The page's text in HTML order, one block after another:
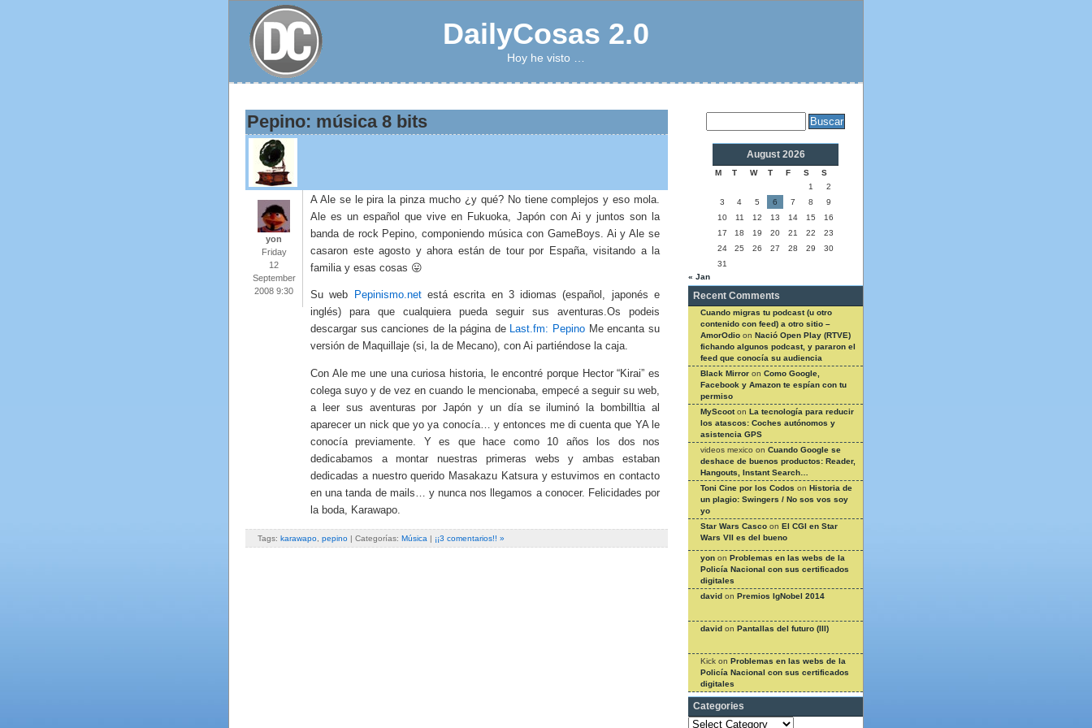
DailyCosas 2.0
Hoy he visto …
Pepino: música 8 bits
yon
Friday
12
September
2008 9:30
A Ale se le pira la pinza mucho ¿y qué? No tiene complejos y eso mola.
Ale es un español que vive en Fukuoka, Japón con Ai y juntos son la
banda de rock Pepino, componiendo música con GameBoys. Ai y Ale se
casaron este agosto y ahora están de tour por España, visitando a la
familia y esas cosas 😛
Su web Pepinismo.netestá escrita en 3 idiomas (español, japonés e
inglés) para que cualquiera pueda seguir sus aventuras.Os podeis
descargar sus canciones de la página de Last.fm: Pepino Me encanta su
versión de Maquillaje (si, la de Mecano), con Ai partiéndose la caja.
Con Ale me une una curiosa historia, le encontré porque Hector “Kirai” es
colega suyo y de vez en cuando le mencionaba, empecé a seguir su web,
a leer sus aventuras por Japón y un día se iluminó la bombilltia al
aparecer un nick que yo ya conocía… y entonces me di cuenta que YA le
conocía previamente. Y es que hace como 10 años los dos nos
dedicabamos a montar nuestras primeras webs y ambas estaban
dedicadas a nuestro querido Masakazu Katsura y estuvimos en contacto
en una tanda de mails… y nunca nos llegamos a conocer. Felicidades por
la boda, Karawapo.
Tags: karawapo, pepino | Categorías: Música | ¡¡3 comentarios!! »
August 2026
M T W T F S
S
1
2
3
4 5 6 7 8
9
10
11 12 13 14 15
16
17
18 19 20 21 22
23
24
25 26 27 28 29
30
31
« Jan
Recent Comments
Cuando migras tu podcast (u otro
contenido con feed) a otro sitio –
AmorOdio on Nació Open Play (RTVE)
fichando algunos podcast, y pararon el
feed que conocía su audiencia
Black Mirror on Como Google,
Facebook y Amazon te espían con tu
permiso
MyScooton La tecnología para reducir
los atascos: Coches autónomos y
asistencia GPS
videos mexico on Cuando Google se
deshace de buenos productos: Reader,
Hangouts, Instant Search…
Toni Cine por los Codos on Historia de
un plagio: Swingers / No sos vos soy
yo
Star Wars Casco on El CGI en Star
Wars VII es del bueno
yon on Problemas en las webs de la
Policía Nacional con sus certificados
digitales
david on Premios IgNobel 2014
david on Pantallas del futuro (III)
Kick on Problemas en las webs de la
Policía Nacional con sus certificados
digitales
Categories
Categories